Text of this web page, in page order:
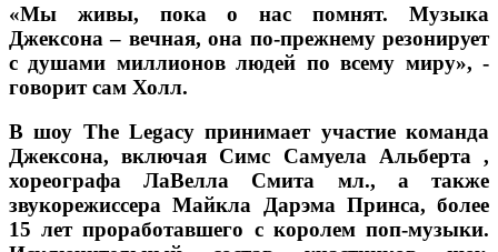
«Мы живы, пока о нас помнят. Музыка
Джексона – вечная, она по-прежнему резонирует
с душами миллионов людей по всему миру», -
говорит сам Холл.
В шоу The Legacy принимает участие команда
Джексона, включая Симс Самуела Альберта ,
хореографа ЛаВелла Смита мл., а также
звукорежиссера Майкла Дарэма Принса, более
15 лет проработавшего с королем поп-музыки.